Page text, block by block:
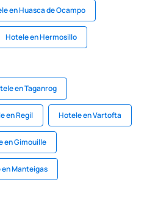
en Huasca de Ocampo
Hotele en Hermosillo
en Taganrog
en Regil Hotele en Vartofta
en Gimouille
Manteigas